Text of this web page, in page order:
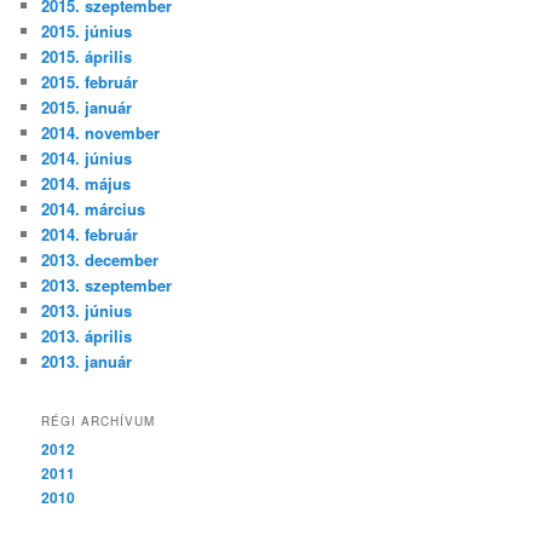
2015. szeptember
2015. június
2015. április
2015. február
2015. január
2014. november
2014. június
2014. május
2014. március
2014. február
2013. december
2013. szeptember
2013. június
2013. április
2013. január
RÉGI ARCHÍVUM
2012
2011
2010